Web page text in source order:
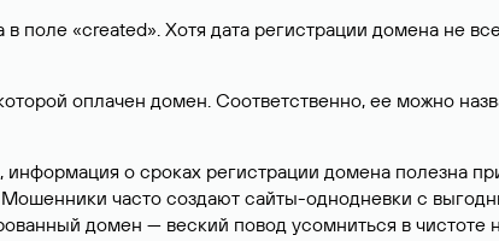
поле «created». Хотя дата регистрации домена не
оплачен домен. Соответственно, ее можно
о сроках регистрации домена полезна
часто создают сайты-однодневки с
домен — веский повод усомниться в чистоте